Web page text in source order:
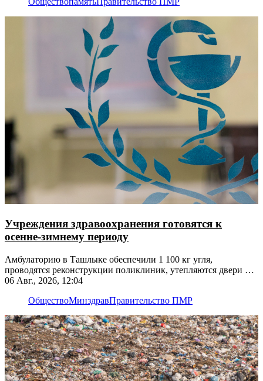
Учреждения здравоохранения готовятся к
осенне-зимнему периоду
Амбулаторию в Ташлыке обеспечили 1 100 кг угля,
проводятся реконструкции поликлиник, утепляются двери и
окна
06 Авг., 2026, 12:04
ОбществоМинздравПравительство ПМР